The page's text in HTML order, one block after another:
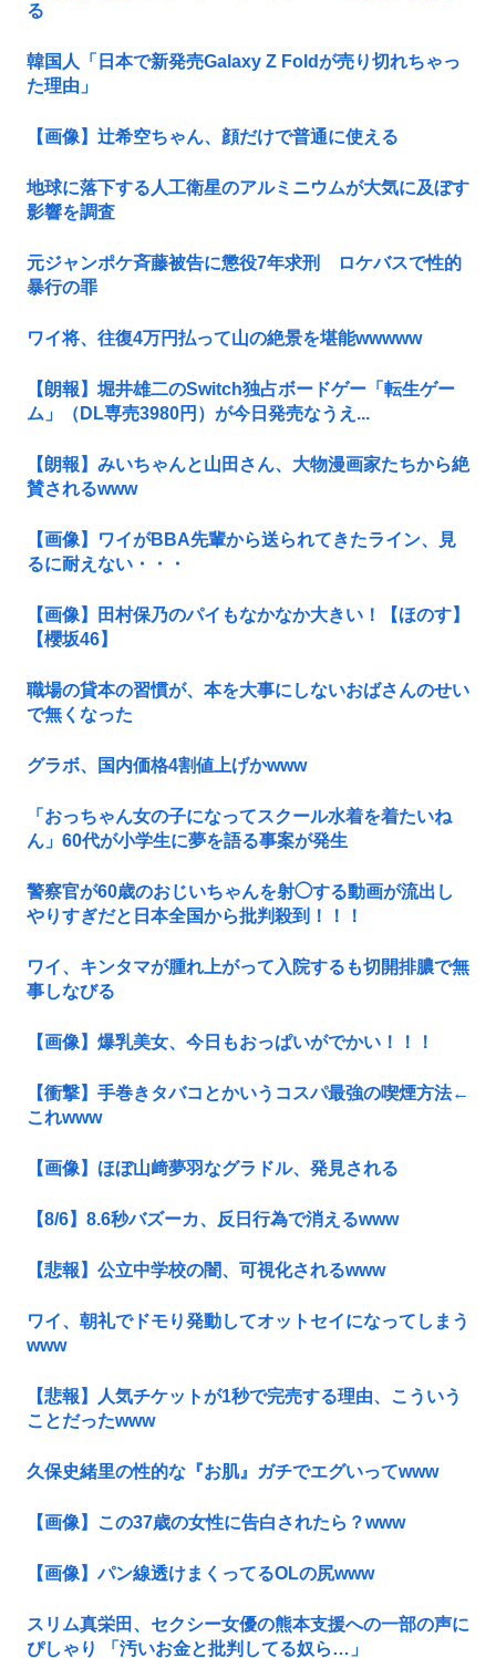
る
韓国人「日本で新発売Galaxy Z Foldが売り切れちゃっ
た理由」
【画像】辻希空ちゃん、顔だけで普通に使える
地球に落下する人工衛星のアルミニウムが大気に及ぼす
影響を調査
元ジャンポケ斉藤被告に懲役7年求刑 ロケバスで性的
暴行の罪
ワイ将、往復4万円払って山の絶景を堪能wwwww
【朗報】堀井雄二のSwitch独占ボードゲー「転生ゲー
ム」（DL専売3980円）が今日発売なうえ...
【朗報】みいちゃんと山田さん、大物漫画家たちから絶
賛されるwww
【画像】ワイがBBA先輩から送られてきたライン、見
るに耐えない・・・
【画像】田村保乃のパイもなかなか大きい！【ほのす】
【櫻坂46】
職場の貸本の習慣が、本を大事にしないおばさんのせい
で無くなった
グラボ、国内価格4割値上げかwww
「おっちゃん女の子になってスクール水着を着たいね
ん」60代が小学生に夢を語る事案が発生
警察官が60歳のおじいちゃんを射◯する動画が流出し
やりすぎだと日本全国から批判殺到！！！
ワイ、キンタマが腫れ上がって入院するも切開排膿で無
事しなびる
【画像】爆乳美女、今日もおっぱいがでかい！！！
【衝撃】手巻きタバコとかいうコスパ最強の喫煙方法←
これwww
【画像】ほぼ山﨑夢羽なグラドル、発見される
【8/6】8.6秒バズーカ、反日行為で消えるwww
【悲報】公立中学校の闇、可視化されるwww
ワイ、朝礼でドモり発動してオットセイになってしまう
www
【悲報】人気チケットが1秒で完売する理由、こういう
ことだったwww
久保史緒里の性的な『お肌』ガチでエグいってwww
【画像】この37歳の女性に告白されたら？www
【画像】パン線透けまくってるOLの尻www
スリム真栄田、セクシー女優の熊本支援への一部の声に
ぴしゃり 「汚いお金と批判してる奴ら…」